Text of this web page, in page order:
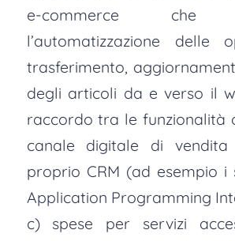
e-commerce che
l’automatizzazione delle
trasferimento,
degli articoli da e verso il
raccordo tra le funzionalità
canale digitale di
proprio CRM (ad esempio i
Application Programming
c) spese per servizi